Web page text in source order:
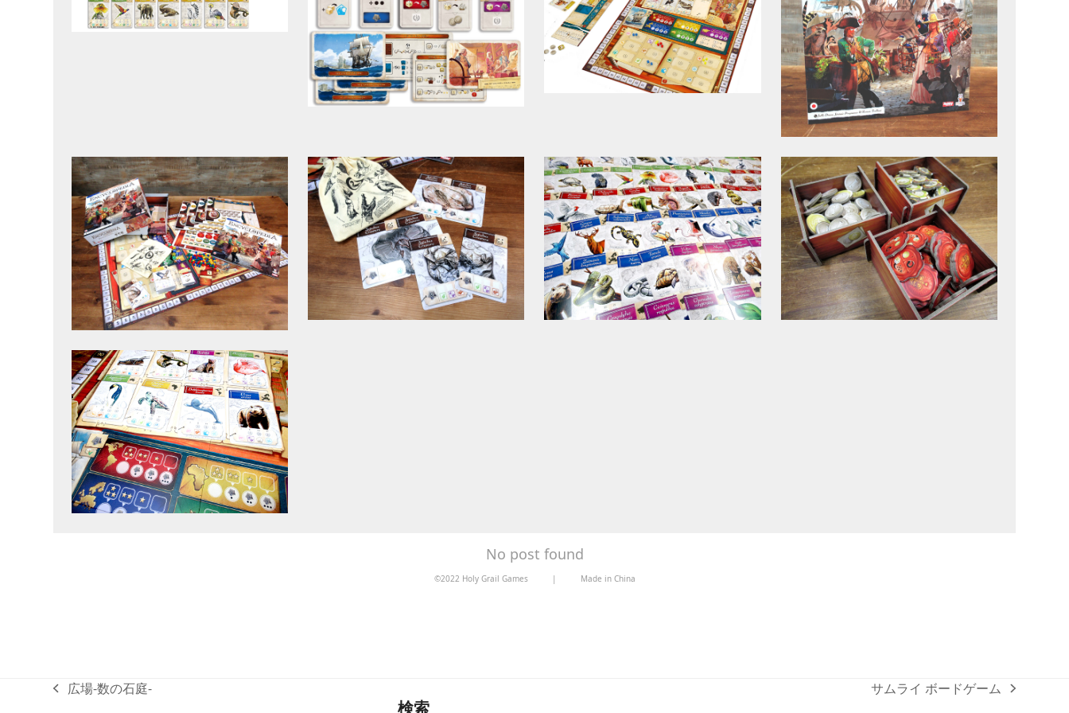
No post found
©2022 Holy Grail Games | Made in China
previous
広場-数の石庭-
next
サムライ ボードゲーム
検索